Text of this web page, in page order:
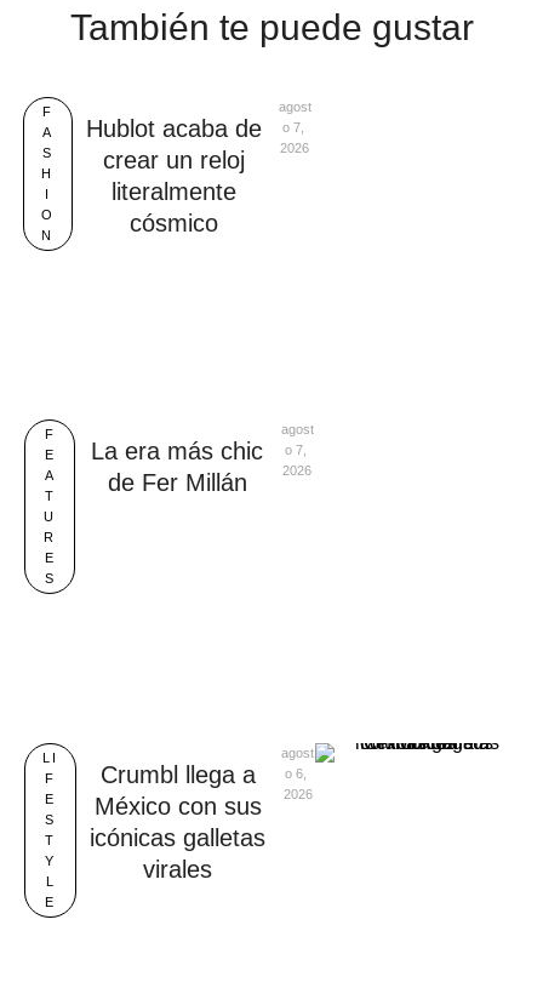
También te puede gustar
F
A
S
H
I
O
N
Hublot acaba de
crear un reloj
literalmente
cósmico
agost
o 7,
2026
F
E
A
T
U
R
E
S
La era más chic
de Fer Millán
agost
o 7,
2026
LI
F
E
S
T
Y
L
E
Crumbl llega a
México con sus
icónicas galletas
virales
agost
o 6,
2026